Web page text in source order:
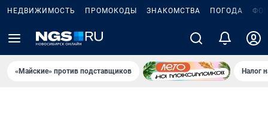
НЕДВИЖИМОСТЬ ПРОМОКОДЫ ЗНАКОМСТВА ПОГОДА
«Майские» против подставщиков Налог